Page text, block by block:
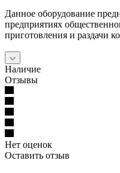
Данное оборудование
предприятиях
приготовления и раздачи
Наличие
Отзывы
Нет оценок
Оставить отзыв